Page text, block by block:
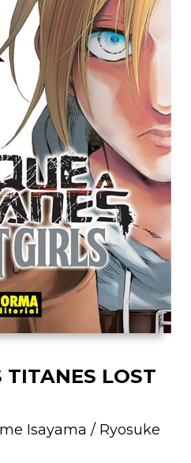
LOST
Isayama / Ryosuke